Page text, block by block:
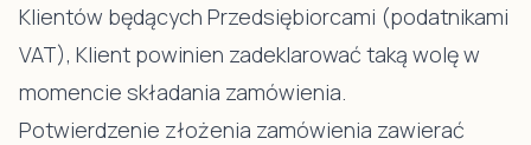
Klientów będących Przedsiębiorcami (podatnikami
VAT), Klient powinien zadeklarować taką wolę w
momencie składania zamówienia.
Potwierdzenie złożenia zamówienia zawierać